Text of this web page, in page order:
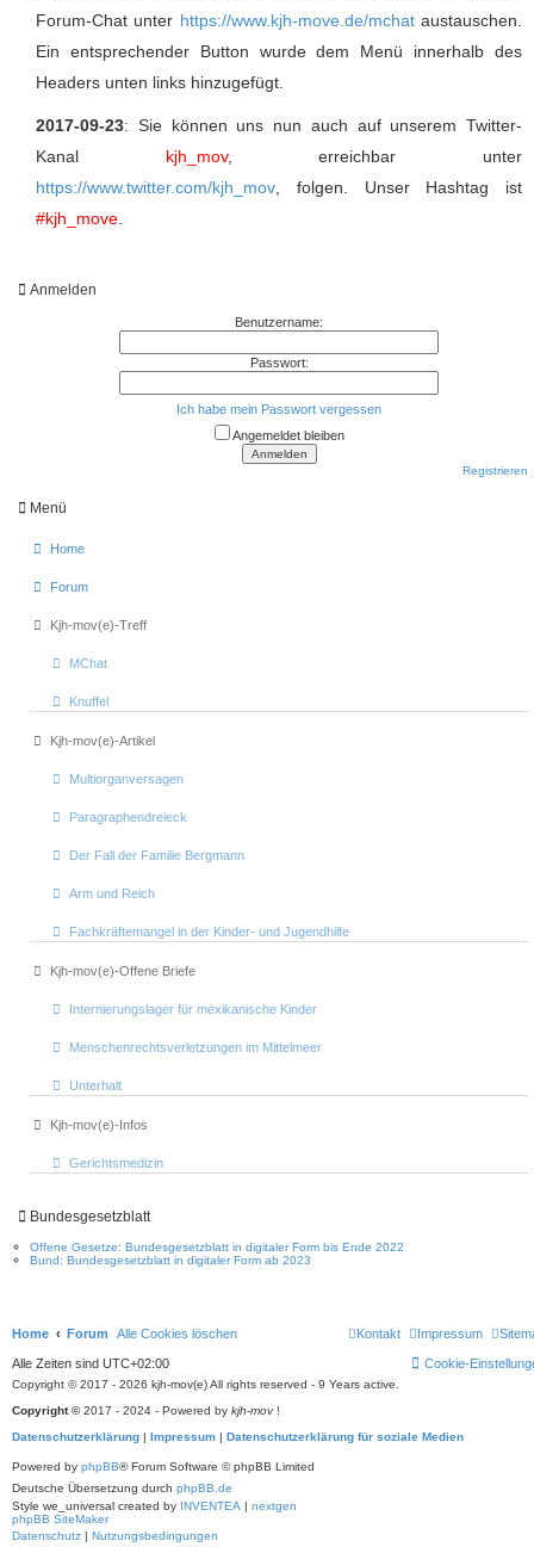
Forum-Chat unter https://www.kjh-move.de/mchataustauschen.
Ein entsprechender Button wurde dem Menü innerhalb des
Headers unten links hinzugefügt.
2017-09-23: Sie können uns nun auch auf unserem Twitter-
Kanal kjh_mov, erreichbar unter
https://www.twitter.com/kjh_mov , folgen. Unser Hashtag ist
#kjh_move
Anmelden
Benutzername:
Passwort:
Ich habe mein Passwort vergessen
Angemeldet bleiben
Registrieren
Menü
Home
Forum
Kjh-mov(e)-Treff
MChat
Knuffel
Kjh-mov(e)-Artikel
Multiorganversagen
Paragraphendreieck
Der Fall der Familie Bergmann
Arm und Reich
Fachkräftemangel in der Kinder- und Jugendhilfe
Kjh-mov(e)-Offene Briefe
Internierungslager für mexikanische Kinder
Menschenrechtsverletzungen im Mittelmeer
Unterhalt
Kjh-mov(e)-Infos
Gerichtsmedizin
Bundesgesetzblatt
Offene Gesetze: Bundesgesetzblatt in digitaler Form bis Ende 2022
Bund: Bundesgesetzblatt in digitaler Form ab 2023
Home Forum Impressum
Kontakt
Alle Cookies löschen
Alle Zeiten sind UTC+02:00 Cookie-
Copyright © 2017 - 2026 kjh-mov(e) All rights reserved - 9 Years active.
Copyright ©2017 - 2024 - Powered by kjh-mov!
Datenschutzerklärung | Impressum | Datenschutzerklärung für soziale Medien
Powered by phpBB® Forum Software © phpBB Limited
Deutsche Übersetzung durch phpBB.de
Style we_universal created by INVENTEA | nextgen
phpBB SiteMaker
Datenschutz | Nutzungsbedingungen